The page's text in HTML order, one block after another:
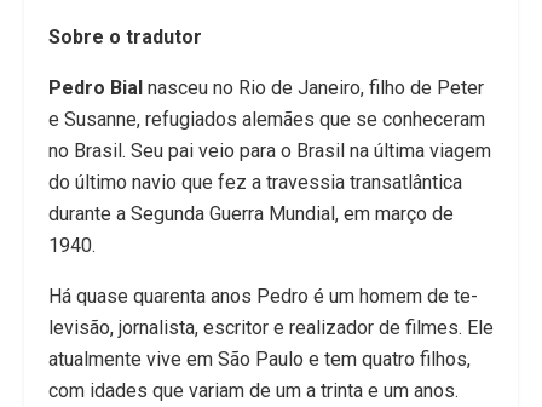
Sobre o tradutor
Pedro Bial nasceu no Rio de Janeiro, filho de Peter
e Susanne, refugiados alemães que se conhece­ram
no Brasil. Seu pai veio para o Brasil na última viagem
do último navio que fez a travessia transa­tlântica
durante a Segunda Guerra Mundial, em março de
1940.
Há quase quarenta anos Pedro é um homem de te­
levisão, jornalista, escritor e realizador de filmes. Ele
atualmente vive em São Paulo e tem quatro fi­lhos,
com idades que variam de um a trinta e um anos.